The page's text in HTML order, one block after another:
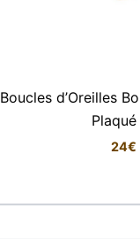
Boucles d’Oreilles
Plaqué
24€